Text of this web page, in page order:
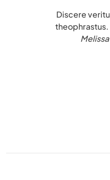
Discere
theophrastus.